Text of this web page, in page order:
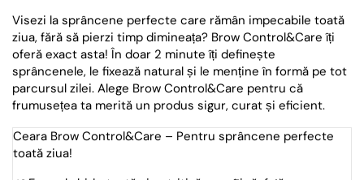
Visezi la sprâncene perfecte care rămân impecabile toată
ziua, fără să pierzi timp dimineața? Brow Control&Care îți
oferă exact asta! În doar 2 minute îți definește
sprâncenele, le fixează natural și le menține în formă pe tot
parcursul zilei. Alege Brow Control&Care pentru că
frumusețea ta merită un produs sigur, curat și eficient.
Ceara Brow Control&Care – Pentru sprâncene perfecte
toată ziua!